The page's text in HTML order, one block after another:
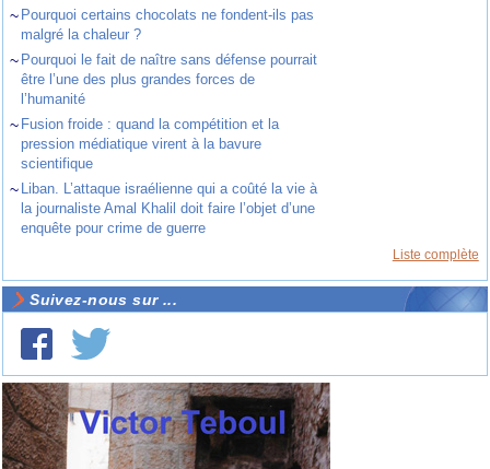
~ Pourquoi certains chocolats ne fondent-ils pas
malgré la chaleur ?
~ Pourquoi le fait de naître sans défense pourrait
être l’une des plus grandes forces de
l’humanité
~ Fusion froide : quand la compétition et la
pression médiatique virent à la bavure
scientifique
~ Liban. L’attaque israélienne qui a coûté la vie à
la journaliste Amal Khalil doit faire l’objet d’une
enquête pour crime de guerre
Liste complète
Suivez-nous sur ...